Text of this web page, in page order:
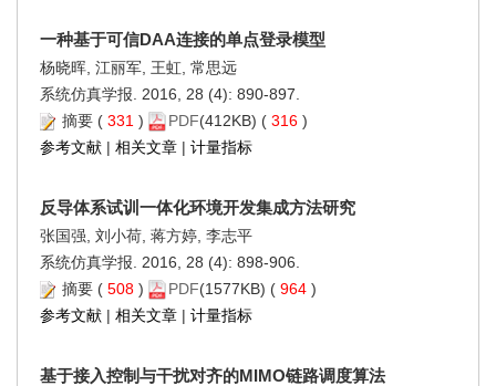
一种基于可信DAA连接的单点登录模型
杨晓晖, 江丽军, 王虹, 常思远
系统仿真学报. 2016, 28 (4): 890-897.
摘要 ( 331 ) PDF(412KB) ( 316 )
参考文献 | 相关文章 | 计量指标
反导体系试训一体化环境开发集成方法研究
张国强, 刘小荷, 蒋方婷, 李志平
系统仿真学报. 2016, 28 (4): 898-906.
摘要 ( 508 ) PDF(1577KB) ( 964 )
参考文献 | 相关文章 | 计量指标
基于接入控制与干扰对齐的MIMO链路调度算法